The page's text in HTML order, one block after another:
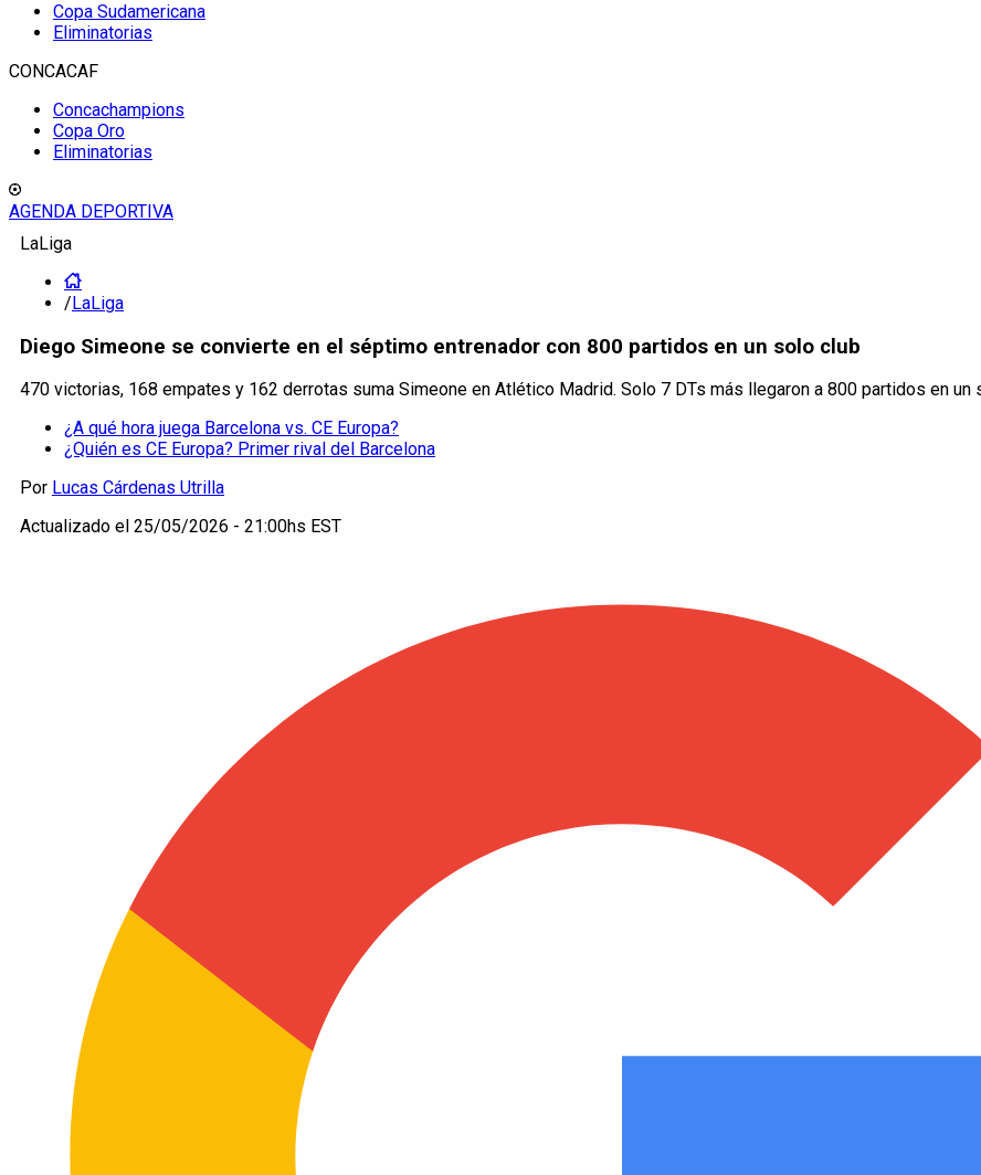
Copa Sudamericana
Eliminatorias
CONCACAF
Concachampions
Copa Oro
Eliminatorias
AGENDA DEPORTIVA
LaLiga
/LaLiga
Diego Simeone se convierte en el séptimo entrenador con 800 partidos en un solo club
470 victorias, 168 empates y 162 derrotas suma Simeone en Atlético Madrid. Solo 7 DTs más llegaron a 800 partidos en un
¿A qué hora juega Barcelona vs. CE Europa?
¿Quién es CE Europa? Primer rival del Barcelona
Por Lucas Cárdenas Utrilla
Actualizado el 25/05/2026 - 21:00hs EST